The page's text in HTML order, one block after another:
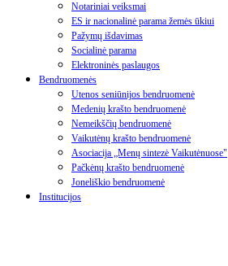
Notariniai veiksmai
ES ir nacionalinė parama žemės ūkiui
Pažymų išdavimas
Socialinė parama
Elektroninės paslaugos
Bendruomenės
Utenos seniūnijos bendruomenė
Medenių krašto bendruomenė
Nemeikščių bendruomenė
Vaikutėnų krašto bendruomenė
Asociacija „Menų sintezė Vaikutėnuose"
Pačkėnų krašto bendruomenė
Joneliškio bendruomenė
Institucijos